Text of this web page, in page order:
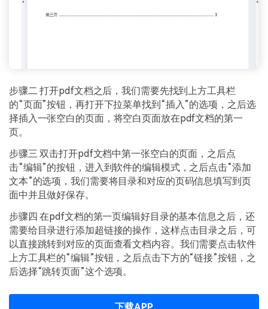
步骤二 打开pdf文档之后，我们需要先找到上方工具栏
的“页面”按钮，再打开下拉菜单找到“插入”的选项，之后选
择插入一张空白的页面，将空白页面放在pdf文档的第一
页。
步骤三 双击打开pdf文档中第一张空白的页面，之后点
击“编辑”的按钮，进入到软件的编辑模式，之后点击“添加
文本”的选项，我们需要将目录和对应的页码信息填写到页
面中并且做好保存。
步骤四 在pdf文档的第一页编辑好目录的基本信息之后，还
需要给目录进行添加超链接的操作，这样点击目录之后，可
以直接跳转到对应的页面查看文档内容。我们需要点击软件
上方工具栏的“编辑”按钮，之后点击下方的“链接”按钮，之
后选择“跳转页面”这个选项。